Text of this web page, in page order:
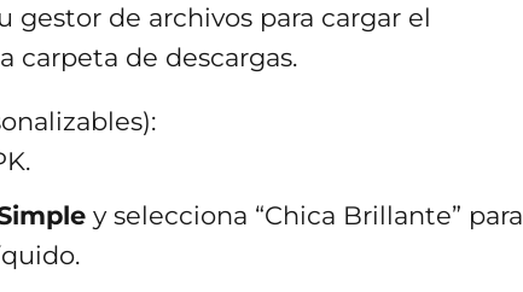
gestor de archivos para cargar el
carpeta de descargas.
y selecciona “Chica Brillante” para